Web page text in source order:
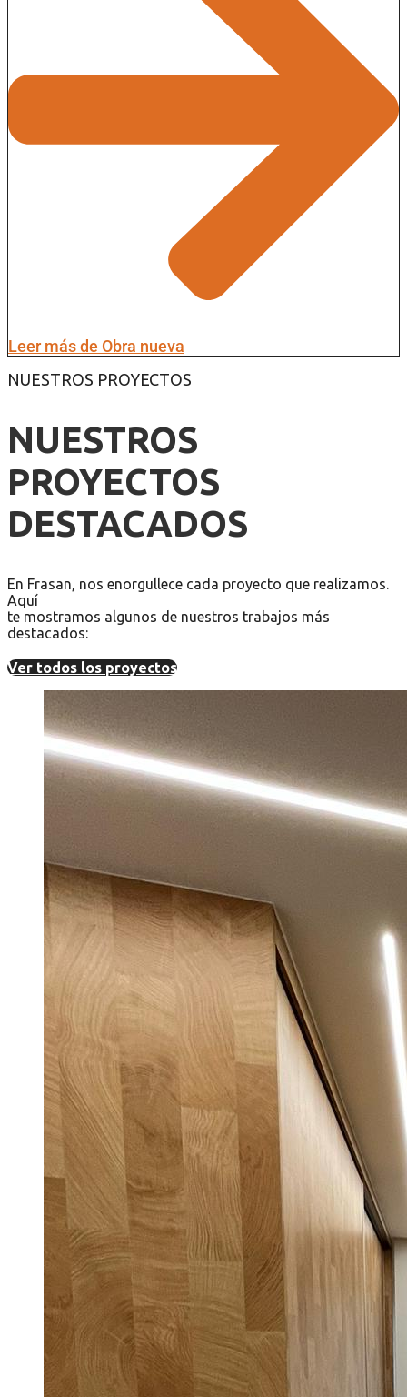
Leer más de Obra nueva
NUESTROS PROYECTOS
NUESTROS
PROYECTOS
DESTACADOS
En Frasan, nos enorgullece cada proyecto que realizamos.
Aquí
te mostramos algunos de nuestros trabajos más
destacados:
Ver todos los proyectos